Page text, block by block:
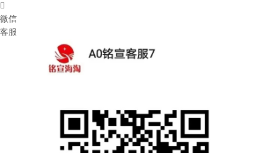

微信
客服